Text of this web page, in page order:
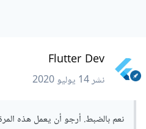
Flutter Dev
نشر14 يوليو 2020
نعم بالضبط. أرجو أن يعمل هذه المرة